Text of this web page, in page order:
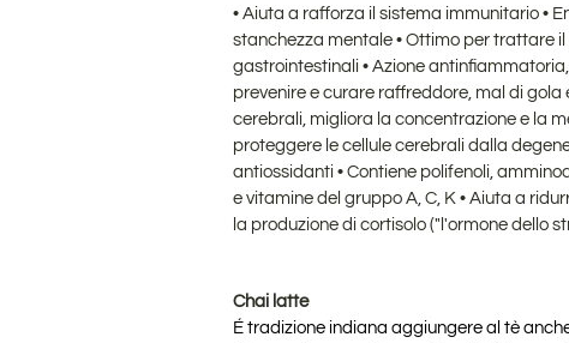
• Aiuta a rafforza il sistema immunitario •
stanchezza mentale • Ottimo per trattare
gastrointestinali • Azione
prevenire e curare raffreddore, mal di gola
cerebrali, migliora la concentrazione e la
proteggere le cellule cerebrali dalla
antiossidanti • Contiene polifenoli,
e vitamine del gruppo A, C, K • Aiuta a
la produzione di cortisolo ("l'ormone dello
Chai latte
É tradizione indiana aggiungere al tè